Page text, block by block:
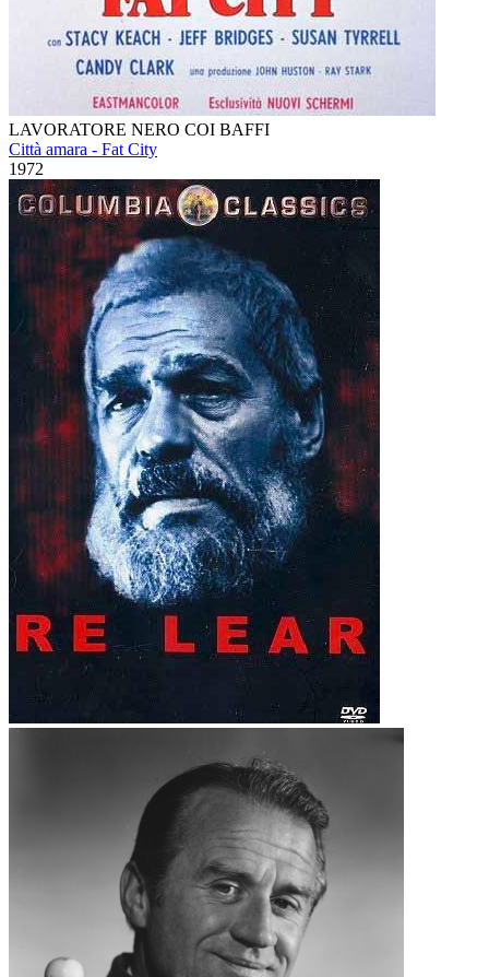
LAVORATORE NERO COI BAFFI
Città amara - Fat City
1972